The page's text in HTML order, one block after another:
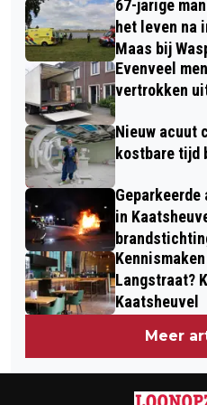
WIND WAALWIJK
APRIL
67-jarige
het leven na
Maas bij
Evenveel
vertrokken
Nieuw acuut
kostbare tijd
in
Langstraat?
Kaatsheuvel
Meer